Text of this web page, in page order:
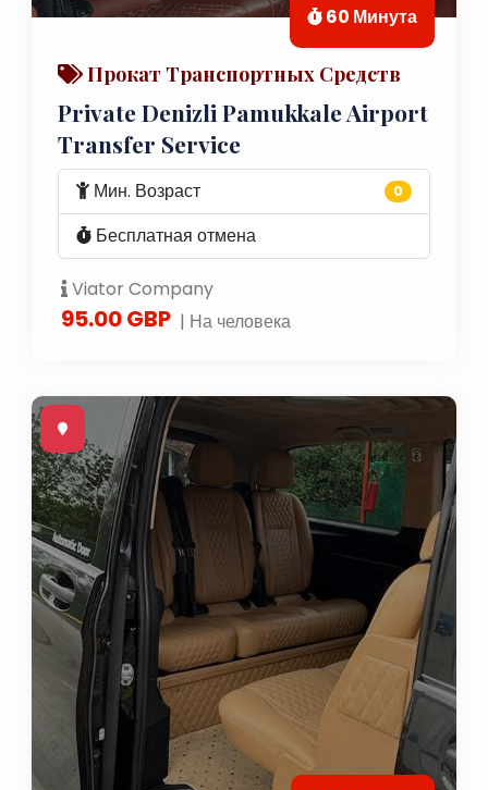
60 Минута
Прокат Транспортных Средств
Private Denizli Pamukkale Airport
Transfer Service
Мин. Возраст 0
Бесплатная отмена
Viator Company
95.00 GBP | На человека